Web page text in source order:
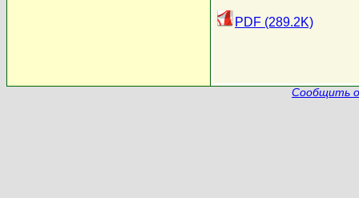
PDF (289.2K)
Сообщить о